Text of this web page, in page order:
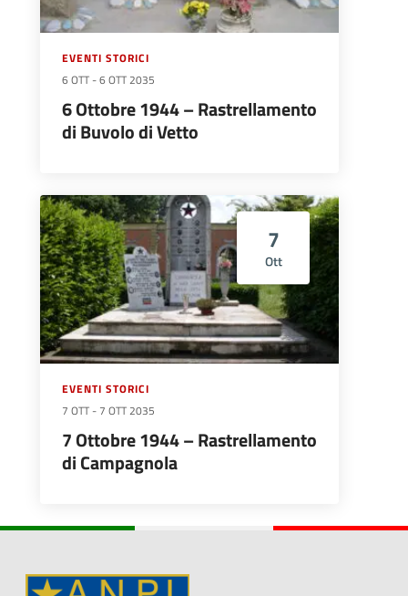
EVENTI STORICI
6 OTT -6 OTT 2035
6 Ottobre 1944 – Rastrellamento
di Buvolo di Vetto
7
Ott
EVENTI STORICI
7 OTT - 7 OTT 2035
7 Ottobre 1944 – Rastrellamento
di Campagnola